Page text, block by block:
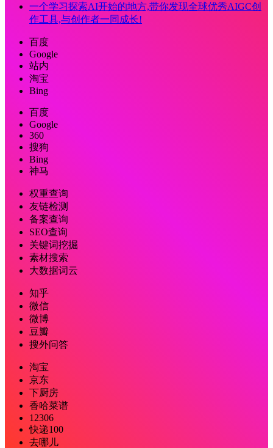
一个学习探索AI开始的地方,带你发现全球优秀AIGC创
作工具,与创作者一同成长!
百度
Google
站内
淘宝
Bing
百度
Google
360
搜狗
Bing
神马
权重查询
友链检测
备案查询
SEO查询
关键词挖掘
素材搜索
大数据词云
知乎
微信
微博
豆瓣
搜外问答
淘宝
京东
下厨房
香哈菜谱
12306
快递100
去哪儿